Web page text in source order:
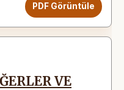
PDF Görüntüle
VE